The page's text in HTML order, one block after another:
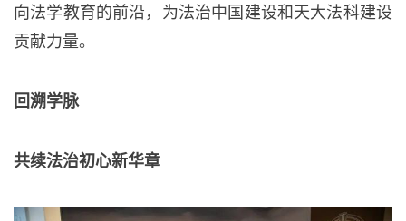
向法学教育的前沿，为法治中国建设和天大法科建设
贡献力量。
回溯学脉
共续法治初心新华章